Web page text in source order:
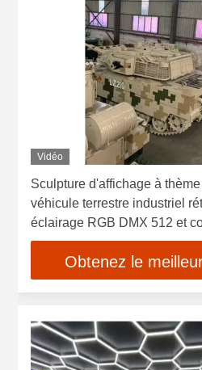
Vidéo
Sculpture d'affichage à
véhicule terrestre industriel
éclairage RGB DMX 512 et
personnalisée sur une
Obtenez le